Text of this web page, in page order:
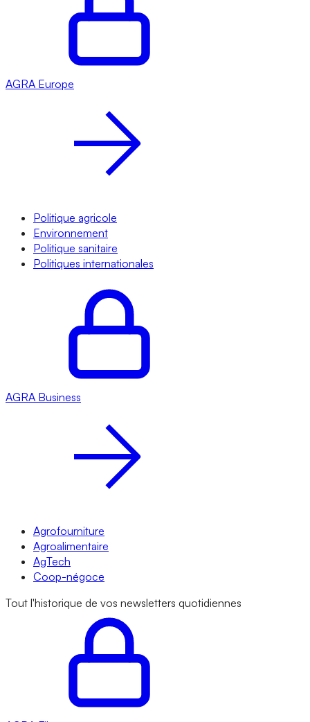
AGRA Europe
Politique agricole
Environnement
Politique sanitaire
Politiques internationales
AGRA Business
Agrofourniture
Agroalimentaire
AgTech
Coop-négoce
Tout l'historique de vos newsletters quotidiennes